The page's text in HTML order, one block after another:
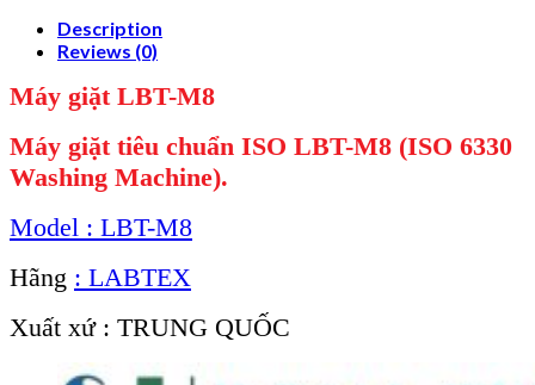
Description
Reviews (0)
Máy giặt LBT-M8
Máy giặt tiêu chuẩn ISO LBT-M8 (ISO 6330
Washing Machine).
Model : LBT-M8
Hãng : LABTEX
Xuất xứ : TRUNG QUỐC